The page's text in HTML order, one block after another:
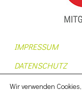
IMPRESSUM
DATENSCHUTZ
Wir verwenden